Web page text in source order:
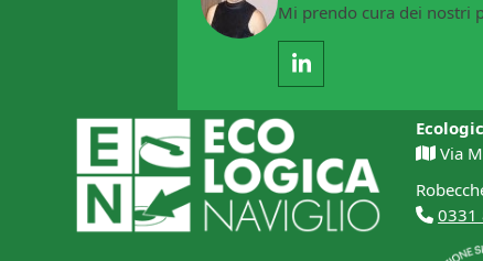
Mi prendo cura dei nostri
LinkedIn
Via
0331